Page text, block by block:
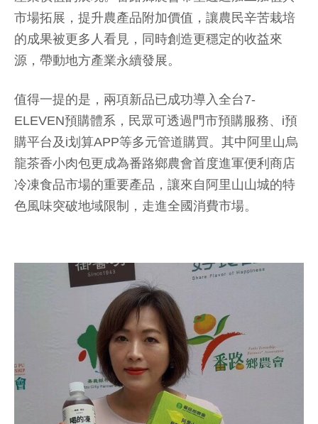
市場拓展，提升農產品附加價值，讓農民辛苦栽培
的成果被更多人看見，同時創造更穩定的收益來
源，帶動地方產業永續發展。
值得一提的是，兩項新品已成功導入全台7-
ELEVEN預購體系，民眾可透過門市預購服務、i預
購平台及i划算APP等多元管道購買。其中阿里山烏
龍茶香小肉包更成為番路鄉農會首度進軍便利商店
冷凍食品市場的重要產品，讓來自阿里山山城的特
色風味突破地域限制，走進全國消費市場。